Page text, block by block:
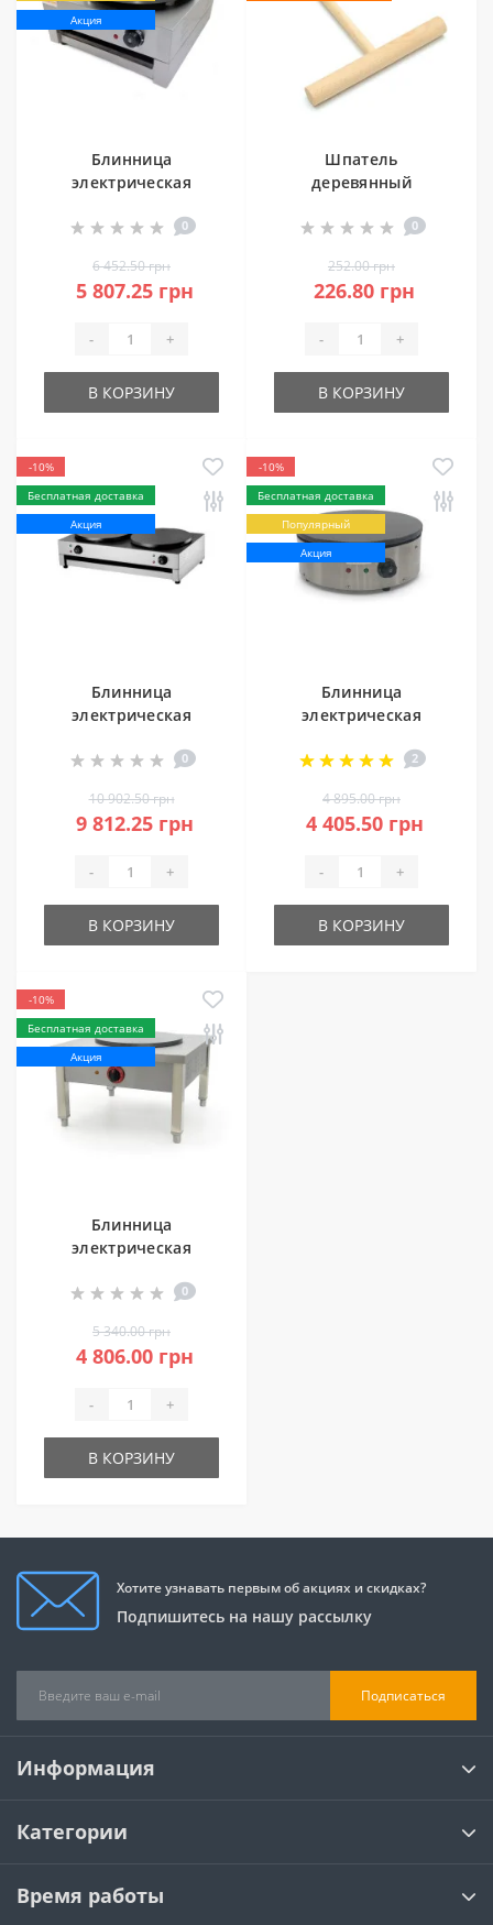
Акция
Блинница
электрическая
0
6 452.50 грн
5 807.25 грн
- +
В КОРЗИНУ
Шпатель
деревянный
блинов
0
252.00 грн
226.80 грн
- +
В КОРЗИНУ
-10%
Бесплатная доставка
Акция
Блинница
электрическая
0
10 902.50 грн
9 812.25 грн
- +
В КОРЗИНУ
-10%
Бесплатная доставка
Популярный
Акция
Блинница
электрическая
2
4 895.00 грн
4 405.50 грн
- +
В КОРЗИНУ
-10%
Бесплатная доставка
Акция
Блинница
электрическая
0
5 340.00 грн
4 806.00 грн
- +
В КОРЗИНУ
Хотите узнавать первым об акциях и скидках?
Подпишитесь на нашу рассылку
Подписаться
Информация
Категории
Время работы